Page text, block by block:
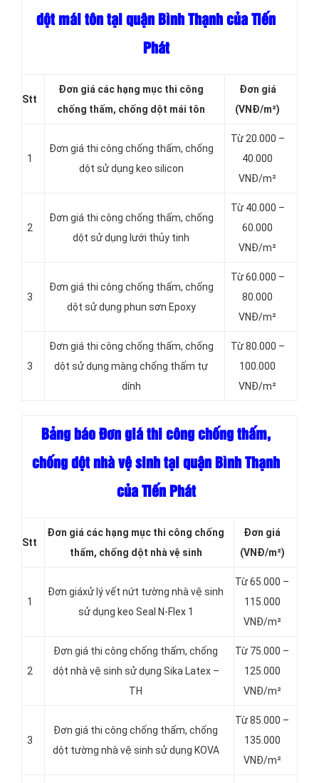
dột mái tôn tại quận Bình Thạnh của Tiến
Phát
Stt
Đơn giá các hạng mục thi công
chống thấm, chống dột mái tôn
Đơn giá
(VNĐ/m²)
1
Đơn giá thi công chống thấm, chống
dột sử dụng keo silicon
Từ 20.000 –
40.000
VNĐ/m²
2
Đơn giá thi công chống thấm, chống
dột sử dụng lưới thủy tinh
Từ 40.000 –
60.000
VNĐ/m²
3
Đơn giá thi công chống thấm, chống
dột sử dụng phun sơn Epoxy
Từ 60.000 –
80.000
VNĐ/m²
3
Đơn giá thi công chống thấm, chống
dột sử dụng màng chống thấm tự
dính
Từ 80.000 –
100.000
VNĐ/m²
Bảng báo Đơn giá thi công chống thấm,
chống dột nhà vệ sinh tại quận Bình Thạnh
của Tiến Phát
Stt
Đơn giá các hạng mục thi công chống
thấm, chống dột nhà vệ sinh
Đơn giá
(VNĐ/m²)
1
Đơn giáxử lý vết nứt tường nhà vệ sinh
sử dụng keo Seal N-Flex 1
Từ 65.000 –
115.000
VNĐ/m²
2
Đơn giá thi công chống thấm, chống
dột nhà vệ sinh sử dụng Sika Latex –
TH
Từ 75.000 –
125.000
VNĐ/m²
3
Đơn giá thi công chống thấm, chống
dột tường nhà vệ sinh sử dụng KOVA
Từ 85.000 –
135.000
VNĐ/m²